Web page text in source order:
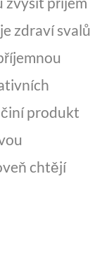
zdraví svalů
produkt
chtějí